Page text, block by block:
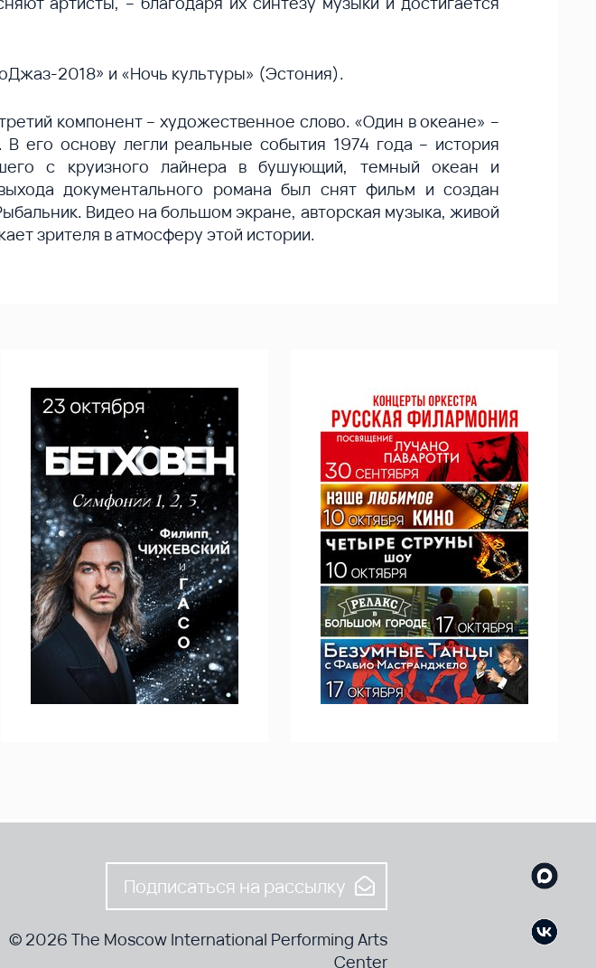
2018» и «Ночь культуры» (Эстония).
компонент – художественное слово. «Один в океане» –
его основу легли реальные события 1974 года – история
с круизного лайнера в бушующий, темный океан и
документального романа был снят фильм и создан
Видео на большом экране, авторская музыка, живой
зрителя в атмосферу этой истории.
Подписаться на рассылку
© 2026 The Moscow International Performing Arts
Center